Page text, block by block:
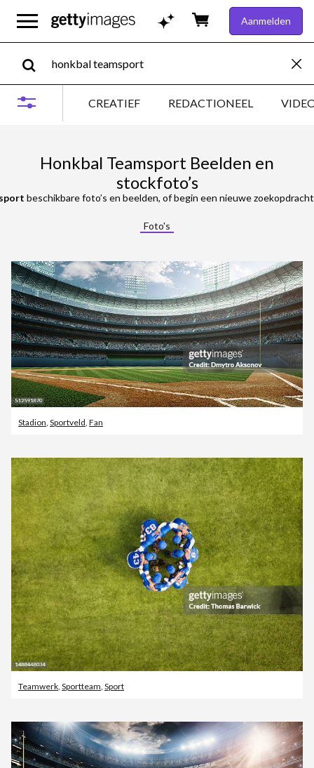
Aanmelden
CREATIEF REDACTIONEEL
Honkbal Teamsport Beelden en
stockfoto’s
beschikbare foto’s en beelden, of begin een nieuwe
Foto's
Stadion, Sportveld, Fan
Teamwerk Sportteam Sport